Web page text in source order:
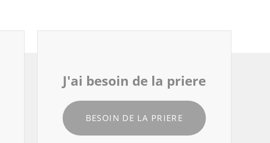
J'ai besoin de la priere
BESOIN DE LA PRIERE